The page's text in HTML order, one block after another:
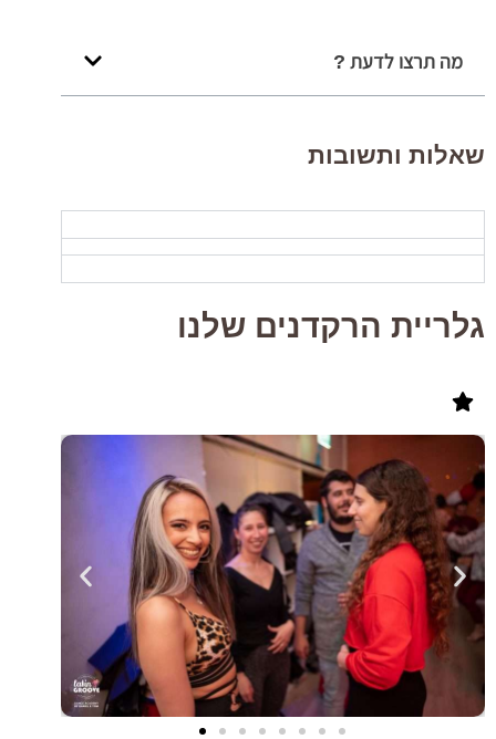
מה תרצו לדעת ?
שאלות ותשובות
גלריית הרקדנים שלנו